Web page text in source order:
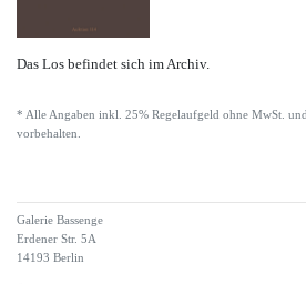
Das Los befindet sich im Archiv.
* Alle Angaben inkl. 25% Regelaufgeld ohne MwSt.
vorbehalten.
Galerie Bassenge
Erdener Str. 5A
14193 Berlin